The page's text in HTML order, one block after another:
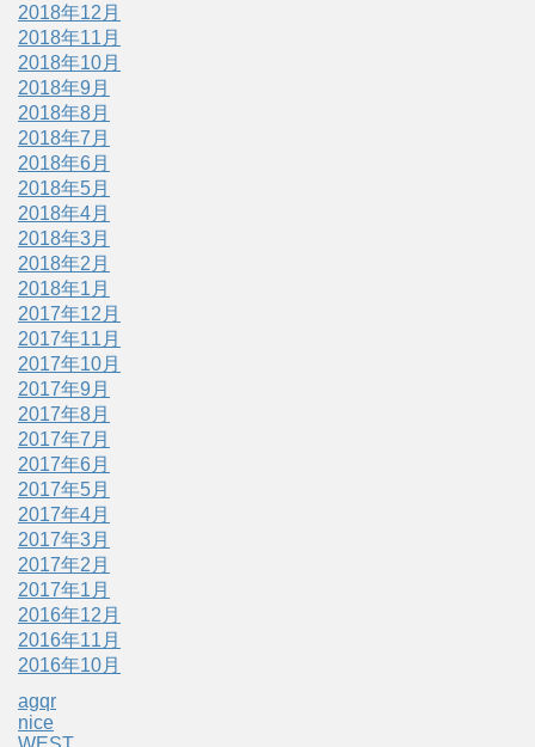
2018年12月
2018年11月
2018年10月
2018年9月
2018年8月
2018年7月
2018年6月
2018年5月
2018年4月
2018年3月
2018年2月
2018年1月
2017年12月
2017年11月
2017年10月
2017年9月
2017年8月
2017年7月
2017年6月
2017年5月
2017年4月
2017年3月
2017年2月
2017年1月
2016年12月
2016年11月
2016年10月
agqr
nice